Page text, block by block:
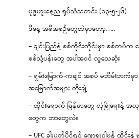
ဗုဒ္ဓဟူးနေ့ည ရုပ်သံသတင်း (၁၃-၅-၂၆)
ဒီနေ့ အစီအစဉ်တွေထဲမှာတော့…..
– ချင်းပြည်နဲ့ စစ်ကိုင်းတိုင်းမှာ စစ်တပ်က
စစ်သုံ့ပန်းတွေ အပါအဝင် လူသေဆုံး
– ရှမ်းမြောက်-ကချင် အစပ် မဘိမ်းဘက်
အမြောက်အများ တိုးချဲ့
– ထိုင်းရောက် မြန်မာတွေ လုံခြုံရေး
တွေက ဘာတွေလဲ။
– UFC ခါးပတ်ပိုင်ရှင် ဂျော့ရှူဝါဗန် ထိုင်